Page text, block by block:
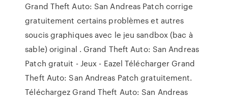
Grand Theft Auto: San Andreas Patch corrige
gratuitement certains problèmes et autres
soucis graphiques avec le jeu sandbox (bac à
sable) original . Grand Theft Auto: San Andreas
Patch gratuit - Jeux - Eazel Télécharger Grand
Theft Auto: San Andreas Patch gratuitement.
Téléchargez Grand Theft Auto: San Andreas